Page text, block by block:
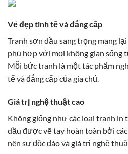
Vẻ đẹp tinh tế và đẳng cấp
Tranh sơn dầu sang trọng mang
phù hợp với mọi không gian sống
Mỗi bức tranh là một tác phẩm
tế và đẳng cấp của gia chủ.
Giá trị nghệ thuật cao
Không giống như các loại tranh
dầu được vẽ tay hoàn toàn bởi
nên sự độc đáo và giá trị nghệ